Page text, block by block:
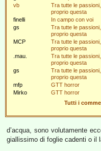
vb
Tra tutte le passioni,
proprio questa
finelli
In campo con voi
gs
Tra tutte le passioni,
proprio questa
MCP
Tra tutte le passioni,
proprio questa
.mau.
Tra tutte le passioni,
proprio questa
gs
Tra tutte le passioni,
proprio questa
mfp
GTT horror
Mirko
GTT horror
Tutti i
d’acqua, sono volutamente
giallissimo di foglie cadenti o il